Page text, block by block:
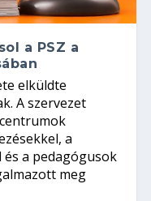
a PSZ a
elküldte
A szervezet
a
és a pedagógusok
meg